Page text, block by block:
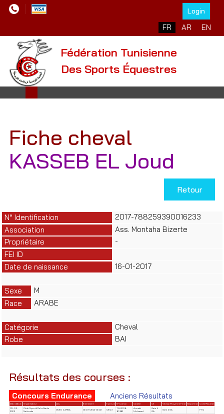
Login
Sélectionnez votre
FR AR EN
Fédération Tunisienne
Des Sports Équestres
Fiche cheval
KASSEB EL Joud
Retour
N° Identification
2017-788259390016233
Association
Ass. Montaha Bizerte
Propriétaire
-
FEI ID
Date de naissance
16-01-2017
Sexe
M
Race
ARABE
Catégorie
Cheval
Robe
BAI
Résultats des courses :
Concours Endurance Anciens Résultats
Date début Organisateur Lieu Evènement Epreuve N° Licence Cavalier Clt Vitesse Moyenne Final Temps final
Code Résultat
03-05-
2026
Club Sportif De La Garde
Nationale
OUED ZARGA CEQ1-CEQ2-CEQ3 CEQ 3
TN-2008-
81882
Annabi
Mohamed
Gate 4
GA
Gate 4 GA FTQ